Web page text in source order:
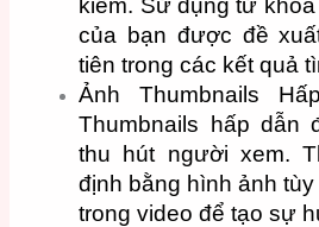
kiếm. Sử dụng từ
của bạn được đề
tiên trong các kết quả
Ảnh Thumbnails
Thumbnails hấp dẫn
thu hút người xem.
định bằng hình ảnh
trong video để tạo sự